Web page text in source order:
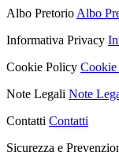
Albo Pretorio Albo
Informativa Privacy
Cookie Policy
Note Legali Note
Contatti Contatti
Sicurezza e